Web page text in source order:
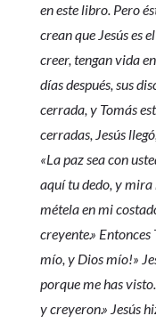
en este libro. Pero
crean que Jesús es
creer, tengan vida
días después, sus
cerrada, y Tomás
cerradas, Jesús
«La paz sea con
aquí tu dedo, y
métela en mi
creyente.» Entonces
mío, y Dios mío!»
porque me has
y creyeron.» Jesús